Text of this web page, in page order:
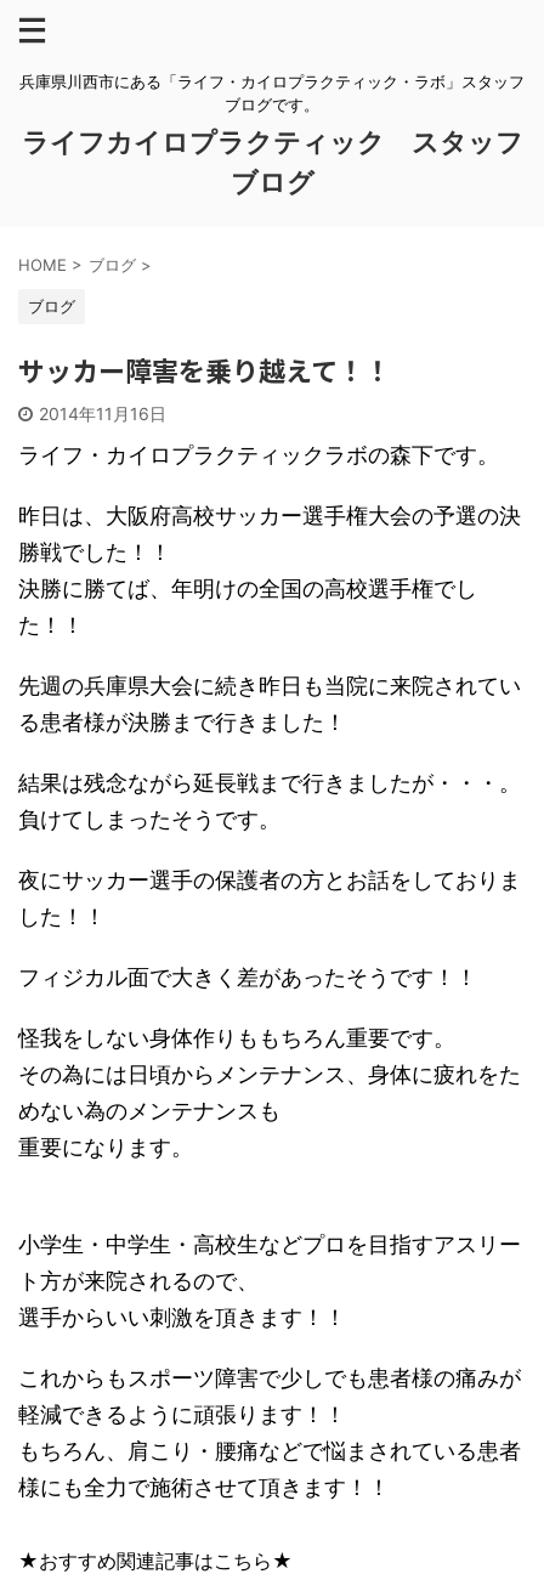
兵庫県川西市にある「ライフ・カイロプラクティック・ラボ」スタッフ
ブログです。
ライフカイロプラクティック スタッフ
ブログ
HOME > ブログ >
ブログ
サッカー障害を乗り越えて！！
2014年11月16日
ライフ・カイロプラクティックラボの森下です。
昨日は、大阪府高校サッカー選手権大会の予選の決
勝戦でした！！
決勝に勝てば、年明けの全国の高校選手権でし
た！！
先週の兵庫県大会に続き昨日も当院に来院されてい
る患者様が決勝まで行きました！
結果は残念ながら延長戦まで行きましたが・・・。
負けてしまったそうです。
夜にサッカー選手の保護者の方とお話をしておりま
した！！
フィジカル面で大きく差があったそうです！！
怪我をしない身体作りももちろん重要です。
その為には日頃からメンテナンス、身体に疲れをた
めない為のメンテナンスも
重要になります。
小学生・中学生・高校生などプロを目指すアスリー
ト方が来院されるので、
選手からいい刺激を頂きます！！
これからもスポーツ障害で少しでも患者様の痛みが
軽減できるように頑張ります！！
もちろん、肩こり・腰痛などで悩まされている患者
様にも全力で施術させて頂きます！！
★おすすめ関連記事はこちら★